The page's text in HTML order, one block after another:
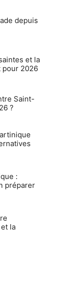
depuis
et la
pour 2026
Saint-
?
:
préparer
la